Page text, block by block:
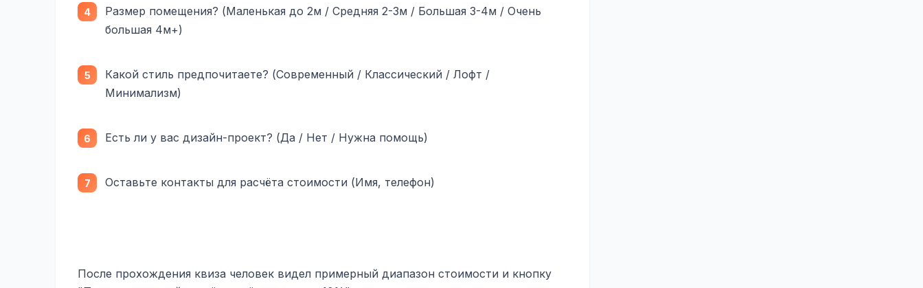
Размер помещения? (Маленькая до 2м / Средняя 2-3м / Большая 3-4м / Очень
большая 4м+)
Какой стиль предпочитаете? (Современный / Классический / Лофт /
Минимализм)
Есть ли у вас дизайн-проект? (Да / Нет / Нужна помощь)
Оставьте контакты для расчёта стоимости (Имя, телефон)
После прохождения квиза человек видел примерный диапазон стоимости и кнопку